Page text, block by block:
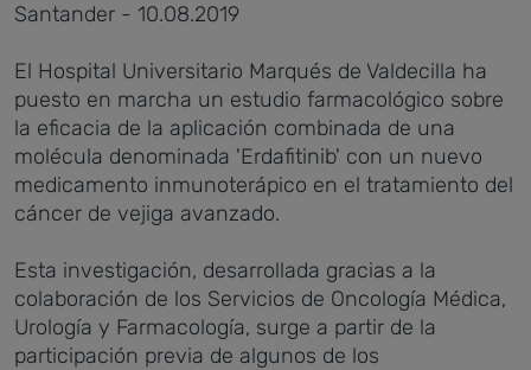
Santander - 10.08.2019
El Hospital Universitario Marqués de Valdecilla ha
puesto en marcha un estudio farmacológico sobre
la eficacia de la aplicación combinada de una
molécula denominada 'Erdafitinib' con un nuevo
medicamento inmunoterápico en el tratamiento del
cáncer de vejiga avanzado.
Esta investigación, desarrollada gracias a la
colaboración de los Servicios de Oncología Médica,
Urología y Farmacología, surge a partir de la
participación previa de algunos de los